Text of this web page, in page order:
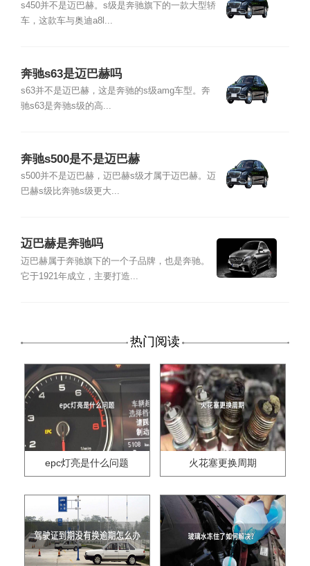
s450并不是迈巴赫。s级是奔驰旗下的一款大型轿
车，这款车与奥迪a8l...
奔驰s63是迈巴赫吗
s63并不是迈巴赫，这是奔驰的s级amg车型。奔
驰s63是奔驰s级的高...
奔驰s500是不是迈巴赫
s500并不是迈巴赫，迈巴赫s级才属于迈巴赫。迈
巴赫s级比奔驰s级更大...
迈巴赫是奔驰吗
迈巴赫属于奔驰旗下的一个子品牌，也是奔驰。
它于1921年成立，主要打造...
热门阅读
epc灯亮是什么问题 火花塞更换周期